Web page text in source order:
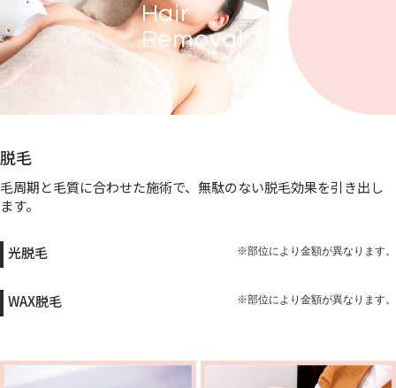
Hair
Removal
脱毛
毛周期と毛質に合わせた施術で、無駄のない脱毛効果を引き出し
ます。
光脱毛 ※部位により金額が異なります。
WAX脱毛 ※部位により金額が異なります。